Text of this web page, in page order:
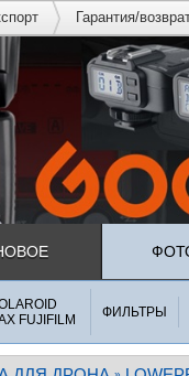
Гарантия/
FUJIFILM
ФИЛЬТРЫ